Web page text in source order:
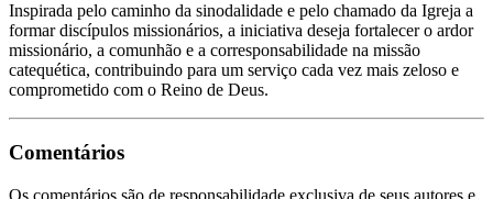
Inspirada pelo caminho da sinodalidade e pelo chamado da Igreja a
formar discípulos missionários, a iniciativa deseja fortalecer o ardor
missionário, a comunhão e a corresponsabilidade na missão
catequética, contribuindo para um serviço cada vez mais zeloso e
comprometido com o Reino de Deus.
Comentários
Os comentários são de responsabilidade exclusiva de seus autores e